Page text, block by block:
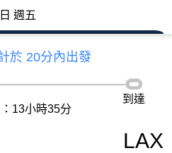
週五
於 20分內出發
13小時35分
到達
LAX